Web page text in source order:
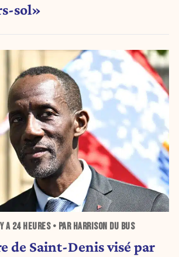
sol»
A24 HEURES• PAR HARRISON DU BUS
de Saint-Denis visé par